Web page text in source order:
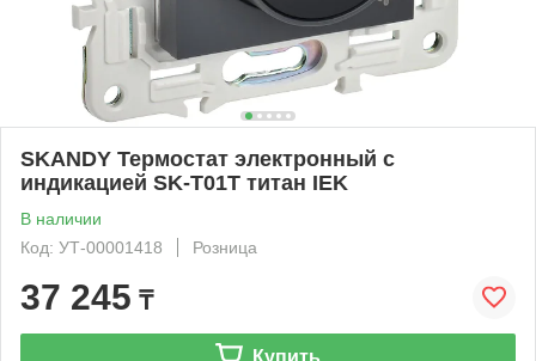
SKANDY Термостат электронный с
индикацией SK-T01T титан IEK
В наличии
Код: УТ-00001418
Розница
37 245 ₸
Купить